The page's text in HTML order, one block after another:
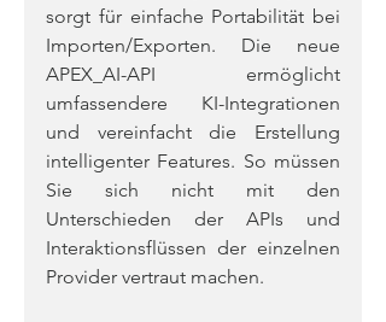
sorgt für einfache Portabilität bei
Importen/Exporten. Die neue
APEX_AI-API ermöglicht
umfassendere KI-Integrationen
und vereinfacht die Erstellung
intelligenter Features. So müssen
Sie sich nicht mit den
Unterschieden der APIs und
Interaktionsflüssen der einzelnen
Provider vertraut machen.